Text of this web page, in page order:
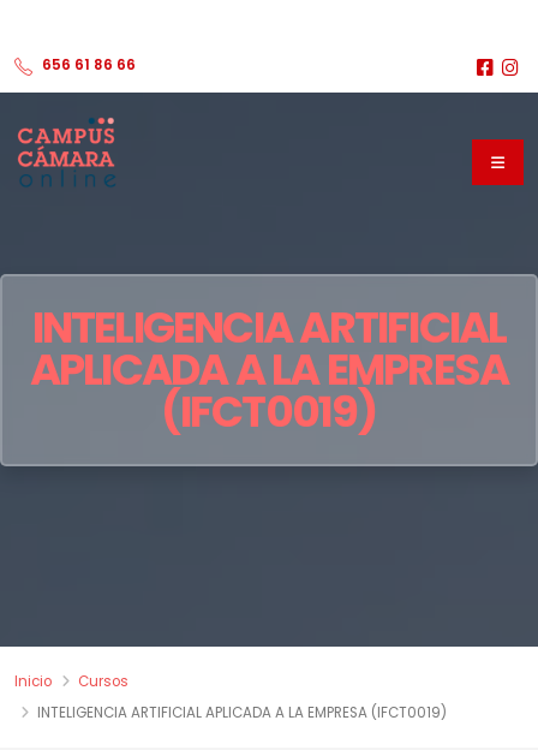
656 61 86 66
INTELIGENCIA ARTIFICIAL
APLICADA A LA EMPRESA
(IFCT0019)
Inicio
Cursos
INTELIGENCIA ARTIFICIAL APLICADA A LA EMPRESA (IFCT0019)